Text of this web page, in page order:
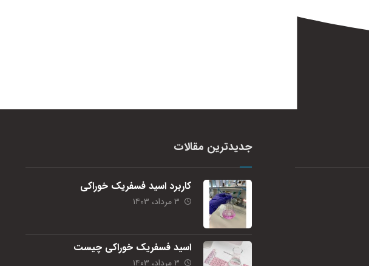
جدیدترین مقالات
کاربرد اسید فسفریک خوراکی
۳ مرداد، ۱۴۰۳
اسید فسفریک خوراکی چیست
۳ مرداد، ۱۴۰۳